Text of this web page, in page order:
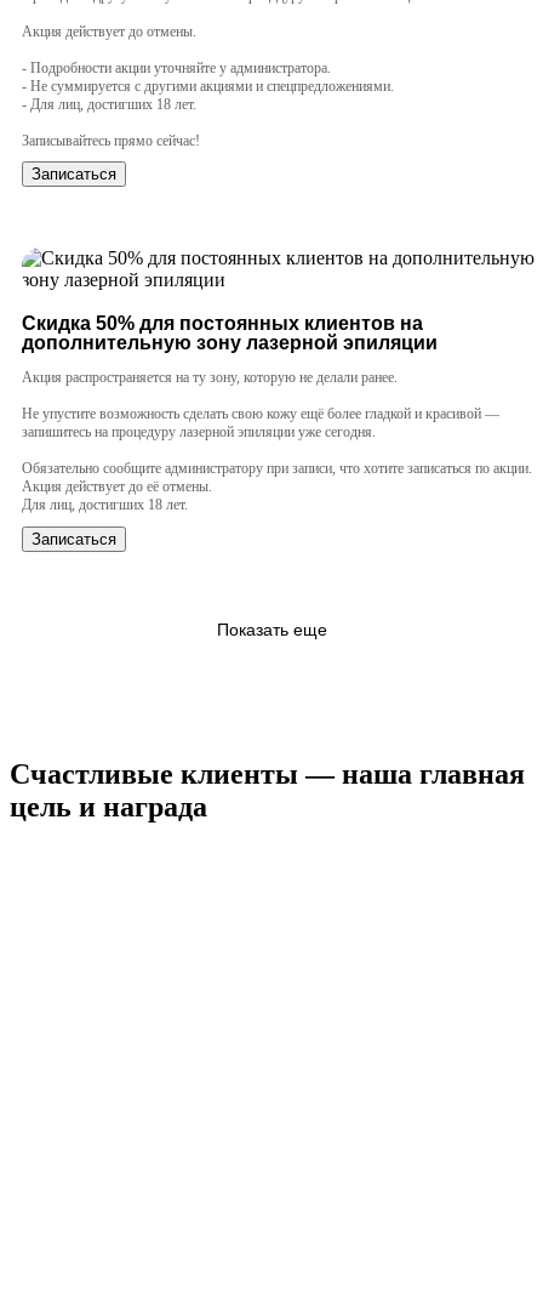
Акция действует до отмены.
- Подробности акции уточняйте у администратора.
- Не суммируется с другими акциями и спецпредложениями.
- Для лиц, достигших 18 лет.
Записывайтесь прямо сейчас!
Записаться
Cкидка 50% для постоянных клиентов на
дополнительную зону лазерной эпиляции
Акция распространяется на ту зону, которую не делали ранее.
Не упустите возможность сделать свою кожу ещё более гладкой и красивой —
запишитесь на процедуру лазерной эпиляции уже сегодня.
Обязательно сообщите администратору при записи, что хотите записаться по акции.
Акция действует до её отмены.
Для лиц, достигших 18 лет.
Записаться
Показать еще
Счастливые клиенты — наша главная
цель и награда